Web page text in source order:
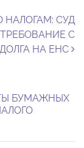
СУД
С
НА ЕНС
БУМАЖНЫХ